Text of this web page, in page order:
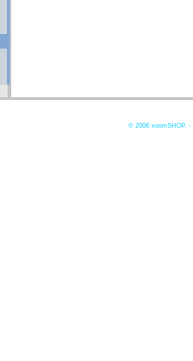
© 2006 xoomSHOP. -